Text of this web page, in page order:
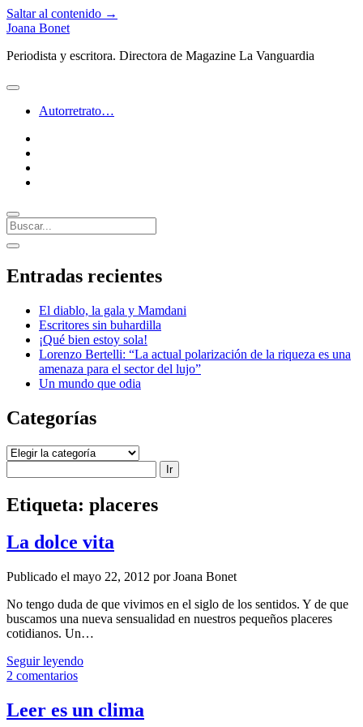
Saltar al contenido →
Joana Bonet
Periodista y escritora. Directora de Magazine La Vanguardia
abrir
Autorretrato…
Buscar
Barra
lateral
abrir
lateral
Entradas recientes
El diablo, la gala y Mamdani
Escritores sin buhardilla
¡Qué bien estoy sola!
Lorenzo Bertelli: “La actual polarización de la riqueza es una
amenaza para el sector del lujo”
Un mundo que odia
Categorías
Categorías
Etiqueta: placeres
La dolce vita
Publicado el mayo 22, 2012 por Joana Bonet
No tengo duda de que vivimos en el siglo de los sentidos. Y de que
buscamos una nueva sensualidad en nuestros pequeños placeres
cotidianos. Un…
Seguir leyendoLa
2 comentarios
Leer es un clima